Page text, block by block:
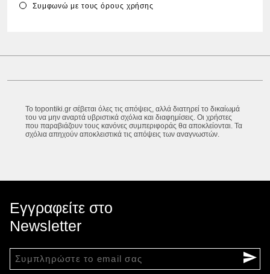
Συμφωνώ με τουςόρους χρήσης
Το topontiki.gr σέβεται όλες τις απόψεις, αλλά διατηρεί το δικαίωμά
του να μην αναρτά υβριστικά σχόλια και διαφημίσεις. Οι χρήστες
που παραβιάζουν τους κανόνες συμπεριφοράς θα αποκλείονται. Τα
σχόλια απηχούν αποκλειστικά τις απόψεις των αναγνωστών.
Εγγραφείτε στο
Newsletter